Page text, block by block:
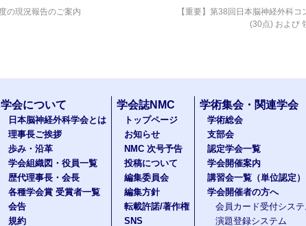
の現況報告のご案内
【重要】第38回日本脳神経外科
(30点) および
学会について
日本脳神経外科学会とは
理事長ご挨拶
歩み・沿革
学会組織図・役員一覧
歴代理事長・会長
各種学会賞 受賞者一覧
会告
規約
学会誌NMC
トップページ
お知らせ
NMC 次号予告
投稿について
編集委員会
編集方針
転載許諾/著作権
SNS
学術集会・関連学会
学術総会
支部会
認定学会一覧
学会開催案内
講習会一覧（単位認定）
学会開催者の方へ
会員カード受付システ
演題登録システム